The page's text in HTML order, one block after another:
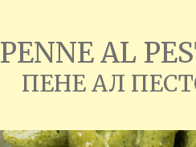
PENNE AL
ПЕНЕ АЛ